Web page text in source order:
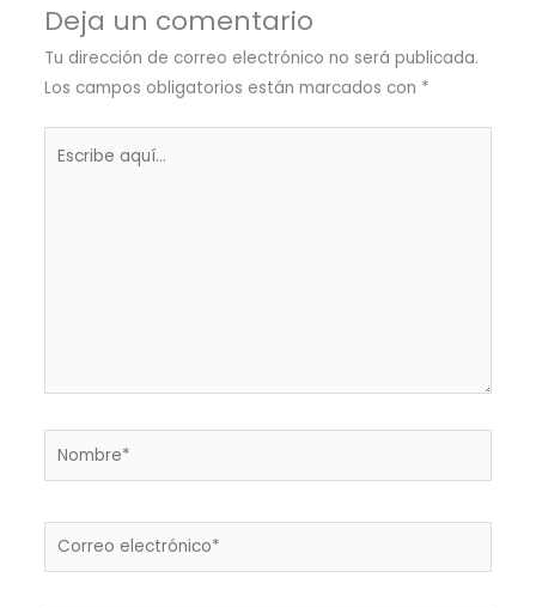
Deja un comentario
Tu dirección de correo electrónico no será publicada.
Los campos obligatorios están marcados con *
Nombre*
Correo
electrónico*